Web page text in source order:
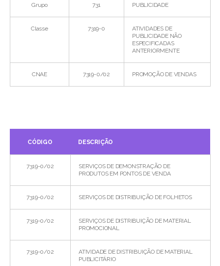
Grupo 731 PUBLICIDADE
Classe 7319-0
ATIVIDADES DE
PUBLICIDADE NÃO
ESPECIFICADAS
ANTERIORMENTE
CNAE 7319-0/02 PROMOÇÃO DE VENDAS
CÓDIGO DESCRIÇÃO
7319-0/02
SERVIÇOS DE DEMONSTRAÇÃO DE
PRODUTOS EM PONTOS DE VENDA
7319-0/02 SERVIÇOS DE DISTRIBUIÇÃO DE FOLHETOS
7319-0/02
SERVIÇOS DE DISTRIBUIÇÃO DE MATERIAL
PROMOCIONAL
7319-0/02
ATIVIDADE DE DISTRIBUIÇÃO DE MATERIAL
PUBLICITÁRIO